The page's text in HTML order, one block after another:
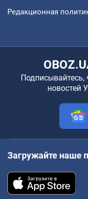
Редакционная
Подписывайтесь,
новостей
Загружайте наше